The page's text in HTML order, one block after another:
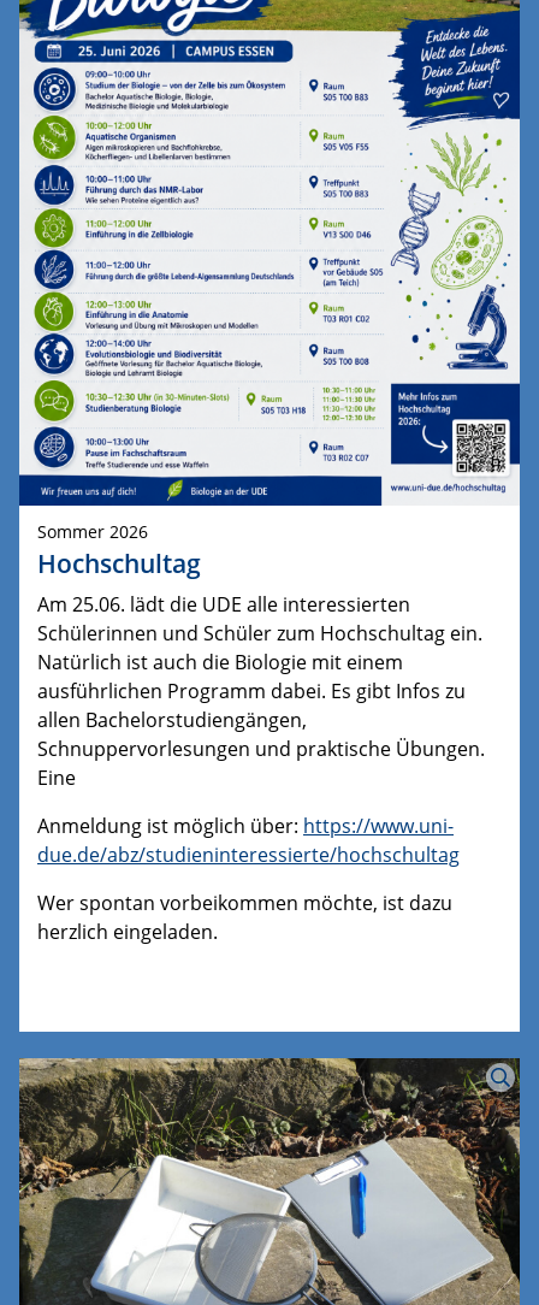
Sommer 2026
Hochschultag
Am 25.06. lädt die UDE alle interessierten
Schülerinnen und Schüler zum Hochschultag ein.
Natürlich ist auch die Biologie mit einem
ausführlichen Programm dabei. Es gibt Infos zu
allen Bachelorstudiengängen,
Schnuppervorlesungen und praktische Übungen.
Eine
Anmeldung ist möglich über: https://www.uni-
due.de/abz/studieninteressierte/hochschultag
Wer spontan vorbeikommen möchte, ist dazu
herzlich eingeladen.